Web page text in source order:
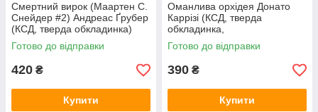
Смертний вирок (Маартен С.
Снейдер #2) Андреас Ґрубер
(КСД, тверда обкладинка)
Готово до відправки
420 ₴
Купити
Оманлива орхідея Донато
Каррізі (КСД, тверда
обкладинка,
суперобкладинка)
Готово до відправки
390 ₴
Купити